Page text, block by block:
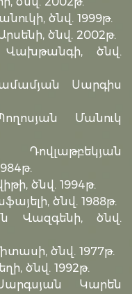
ծնվ. 1999թ.
ծնվ. 2002թ.
Վախթանգի, ծնվ.
Սարգիս
Մանուկ
ծնվ. 1994թ.
ծնվ. 1988թ.
Վազգենի, ծնվ.
ծնվ. 1977թ.
ծնվ. 1992թ.
Կարեն